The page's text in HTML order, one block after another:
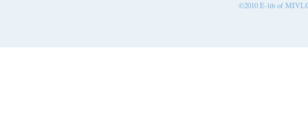
©2010 E-lib of